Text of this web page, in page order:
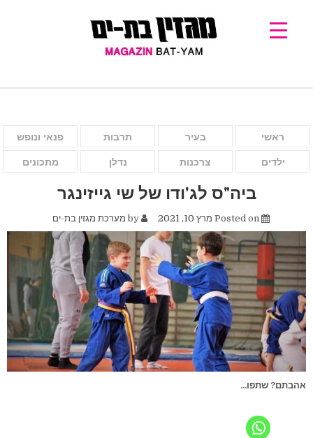
ראשי בעיר תרבות פנאי ונופש
ילדים צרכנות נדלן מתכונים
ביה"ס לג'ודו של שי גייזינגר
Posted on מרץ 10, 2021 by מערכת מגזין בת-ים
אהבתם? שתפו...